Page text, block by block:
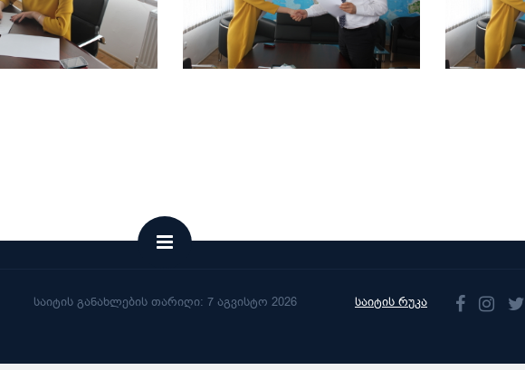
საიტის რუკა
საიტის განახლების თარიღი: 7 აგვისტო 2026